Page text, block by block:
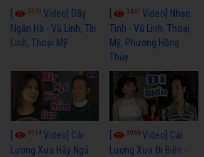
3770 Video] Dãy
Ngân Hà - Vũ Linh, Tài
Linh, Thoại Mỹ
3441Video] Nhạc
Tình - Vũ Linh, Thoại
Mỹ, Phương Hồng
Thủy
4114Video] Cải
Lương Xưa Hãy Ngủ
3966Video] Cải
Lương Xưa Đi Biển -